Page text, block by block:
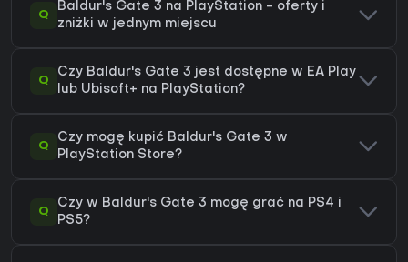
Q
Baldur's Gate 3 na PlayStation - oferty i
zniżki w jednym miejscu
Q
Czy Baldur's Gate 3 jest dostępne w EA Play
lub Ubisoft+ na PlayStation?
Q
Czy mogę kupić Baldur's Gate 3 w
PlayStation Store?
Q
Czy w Baldur's Gate 3 mogę grać na PS4 i
PS5?